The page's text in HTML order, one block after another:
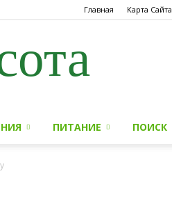
Главная Карта Сайта
ПИТАНИЕ ПОИСК